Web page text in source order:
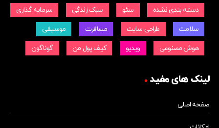
دسته بندی نشده سئو سبک زندگی سرمایه گذاری
سلامت طراحی سایت مسافرت موسیقی
هوش مصنوعی ویدیو کیف پول من گوناگون
لینک های مفید
صفحه اصلی